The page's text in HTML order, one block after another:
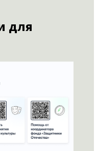
для